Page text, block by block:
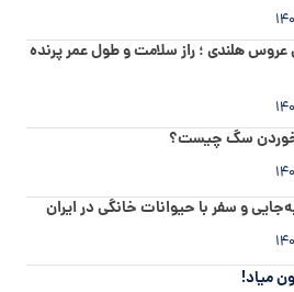
عروس هلندی ؛ راز سلامت و طول عمر پرنده
سگ چیست؟
و سفر با حیوانات خانگی در ایران
میاد!